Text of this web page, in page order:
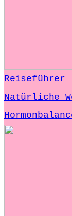
Reiseführer
Natürliche